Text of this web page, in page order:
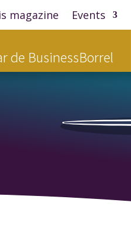
magazine Events
de BusinessBorrel